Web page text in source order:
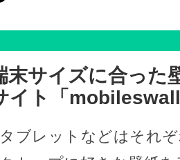
末サイズに合った
イト「
ブレットなどはそれ